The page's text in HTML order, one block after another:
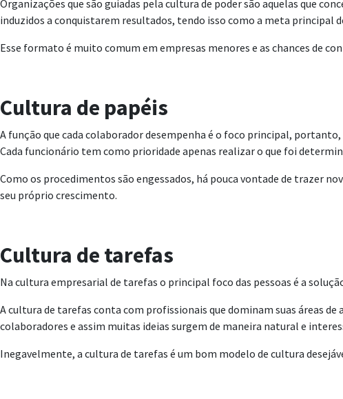
Organizações que são guiadas pela cultura de poder são aquelas que
induzidos a conquistarem resultados, tendo isso como a meta principal
Esse formato é muito comum em empresas menores e as chances de
Cultura de papéis
A função que cada colaborador desempenha é o foco principal,
Cada funcionário tem como prioridade apenas realizar o que foi
Como os procedimentos são engessados, há pouca vontade de trazer
seu próprio crescimento.
Cultura de tarefas
Na cultura empresarial de tarefas o principal foco das pessoas é a
A cultura de tarefas conta com profissionais que dominam suas áreas
colaboradores e assim muitas ideias surgem de maneira natural e
Inegavelmente, a cultura de tarefas é um bom modelo de cultura